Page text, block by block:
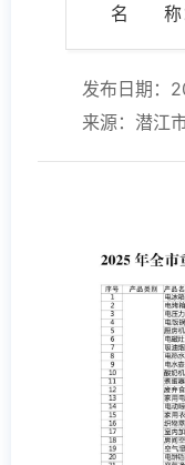
发布日期：
来源：潜江